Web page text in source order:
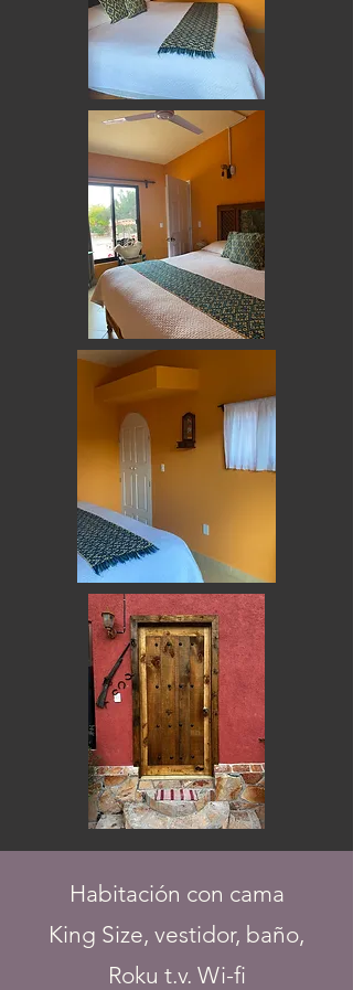
Habitación con cama
King Size, vestidor, baño,
Roku t.v. Wi-fi